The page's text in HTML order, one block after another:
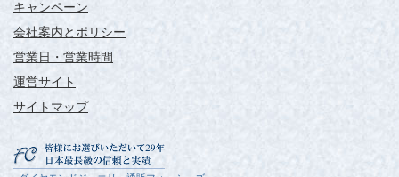
キャンペーン
会社案内とポリシー
営業日・営業時間
運営サイト
サイトマップ